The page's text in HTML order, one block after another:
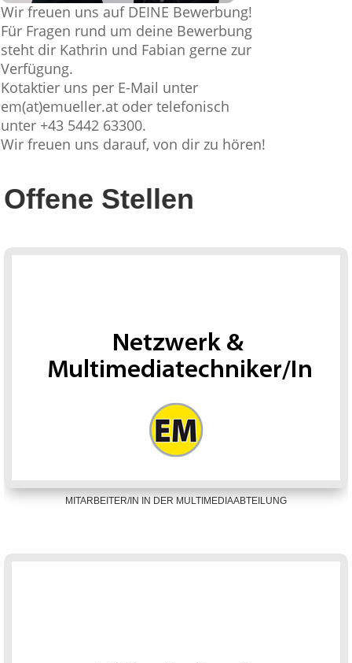
Wir freuen uns auf DEINE Bewerbung!
Für Fragen rund um deine Bewerbung
steht dir Kathrin und Fabian gerne zur
Verfügung.
Kotaktier uns per E-Mail unter
em(at)emueller.at oder telefonisch
unter +43 5442 63300.
Wir freuen uns darauf, von dir zu hören!
Offene Stellen
MITARBEITER/IN IN DER MULTIMEDIAABTEILUNG